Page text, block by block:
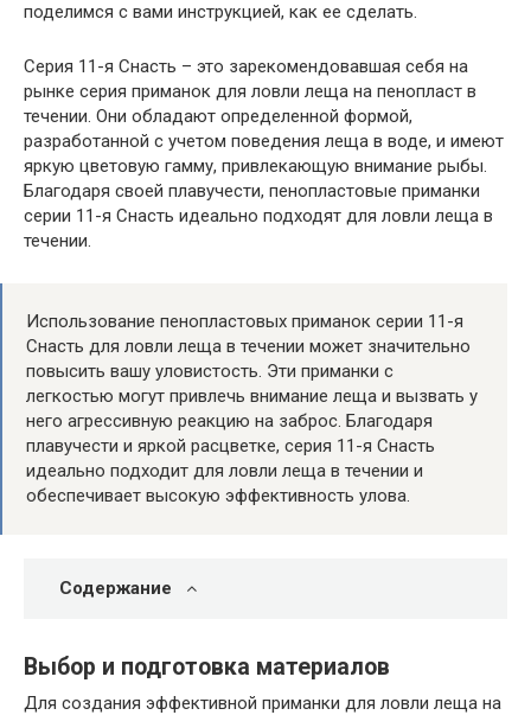
поделимся с вами инструкцией, как ее сделать.
Серия 11-я Снасть – это зарекомендовавшая себя на
рынке серия приманок для ловли леща на пенопласт в
течении. Они обладают определенной формой,
разработанной с учетом поведения леща в воде, и имеют
яркую цветовую гамму, привлекающую внимание рыбы.
Благодаря своей плавучести, пенопластовые приманки
серии 11-я Снасть идеально подходят для ловли леща в
течении.
Использование пенопластовых приманок серии 11-я
Снасть для ловли леща в течении может значительно
повысить вашу уловистость. Эти приманки с
легкостью могут привлечь внимание леща и вызвать у
него агрессивную реакцию на заброс. Благодаря
плавучести и яркой расцветке, серия 11-я Снасть
идеально подходит для ловли леща в течении и
обеспечивает высокую эффективность улова.
Содержание
Выбор и подготовка материалов
Для создания эффективной приманки для ловли леща на